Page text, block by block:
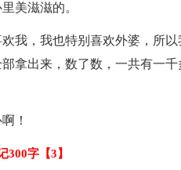
美滋滋的。
，我也特别喜欢外婆，所以
拿出来，数了数，一共有一
！
字【3】